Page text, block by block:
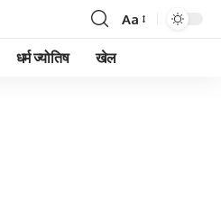
Font
Aa
धर्म ज्योतिष खेल